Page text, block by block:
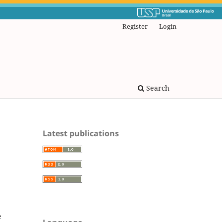
Search
Register Login
Latest publications